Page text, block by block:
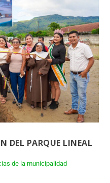
DEL PARQUE LINEAL
de la municipalidad